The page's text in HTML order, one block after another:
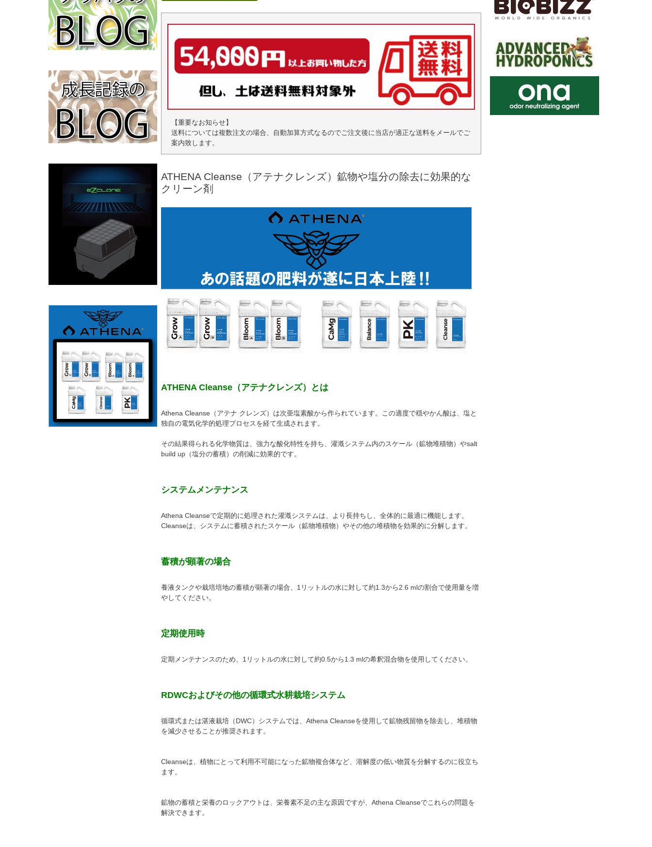
【重要なお知らせ】
送料については複数注文の場合、自動加算方式なるのでご注文後に当店が適正な送料をメールでご
案内致します。
ATHENA Cleanse（アテナクレンズ）鉱物や塩分の除去に効果的な
クリーン剤
ATHENA Cleanse（アテナクレンズ）とは
Athena Cleanse（アテナ クレンズ）は次亜塩素酸から作られています。この適度で穏やかん酸は、塩と
独自の電気化学的処理プロセスを経て生成されます。
その結果得られる化学物質は、強力な酸化特性を持ち、灌漑システム内のスケール（鉱物堆積物）やsalt
build up（塩分の蓄積）の削減に効果的です。
システムメンテナンス
Athena Cleanseで定期的に処理された灌漑システムは、より長持ちし、全体的に最適に機能します。
Cleanseは、システムに蓄積されたスケール（鉱物堆積物）やその他の堆積物を効果的に分解します。
蓄積が顕著の場合
養液タンクや栽培培地の蓄積が顕著の場合、1リットルの水に対して約1.3から2.6 mlの割合で使用量を増
やしてください。
定期使用時
定期メンテナンスのため、1リットルの水に対して約0.5から1.3 mlの希釈混合物を使用してください。
RDWCおよびその他の循環式水耕栽培システム
循環式または湛液栽培（DWC）システムでは、Athena Cleanseを使用して鉱物残留物を除去し、堆積物
を減少させることが推奨されます。
Cleanseは、植物にとって利用不可能になった鉱物複合体など、溶解度の低い物質を分解するのに役立ち
ます。
鉱物の蓄積と栄養のロックアウトは、栄養素不足の主な原因ですが、Athena Cleanseでこれらの問題を
解決できます。